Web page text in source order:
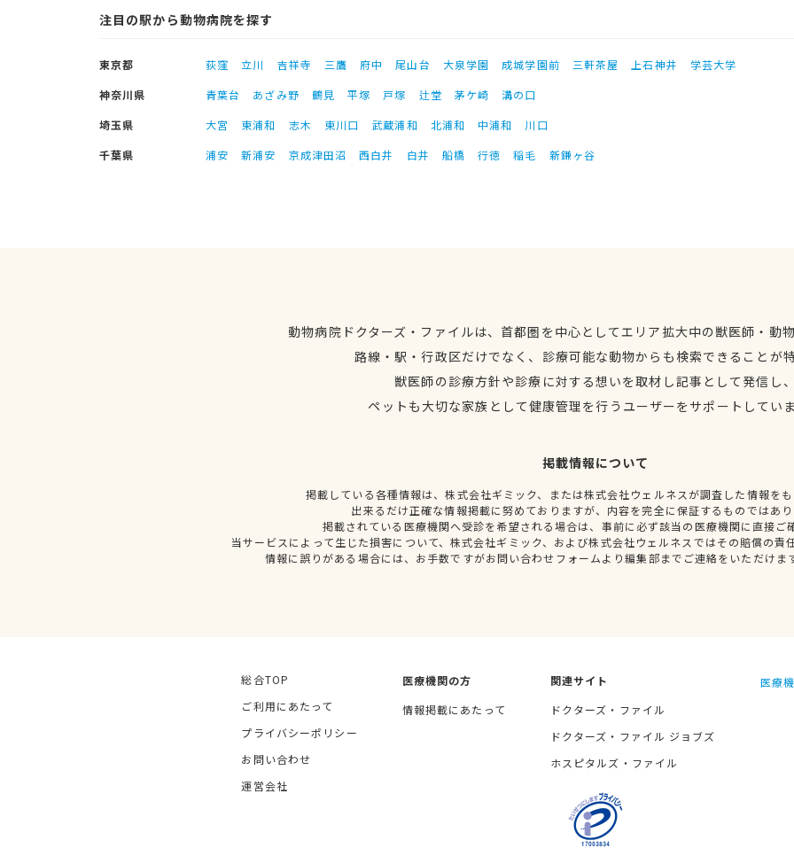
注目の駅から動物病院を探す
東京都 荻窪 立川 吉祥寺 三鷹 府中 尾山台 大泉学園 成城学園前 三軒茶屋 上石神井
学芸大学
神奈川県
青葉台 あざみ野 鶴見 平塚 戸塚 辻堂 茅ケ崎
溝の口
埼玉県
大宮 東浦和 志木 東川口 武蔵浦和 北浦和 中浦和
川口
千葉県
浦安 新浦安 京成津田沼 西白井 白井 船橋 行徳 稲毛 新鎌ヶ谷
動物病院ドクターズ・ファイルは、首都圏を中心としてエリア拡大中の獣医師・動
路線・駅・行政区だけでなく、診療可能な動物からも検索できることが
獣医師の診療方針や診療に対する想いを取材し記事として発信し
ペットも大切な家族として健康管理を行うユーザーをサポートしてい
掲載情報について
掲載している各種情報は、株式会社ギミック、または株式会社ウェルネスが調査した情報を
出来るだけ正確な情報掲載に努めておりますが、内容を完全に保証するものではあ
掲載されている医療機関へ受診を希望される場合は、事前に必ず該当の医療機関に直接ご
当サービスによって生じた損害について、株式会社ギミック、および株式会社ウェルネスではその賠償の責
情報に誤りがある場合には、お手数ですがお問い合わせフォームより編集部までご連絡をいただけま
総合TOP
ご利用にあたって
プライバシーポリシー
お問い合わせ
運営会社
医療機関の方
情報掲載にあたって
関連サイト
ドクターズ・ファイル
ドクターズ・ファイル ジョブズ
ホスピタルズ・ファイル
医療